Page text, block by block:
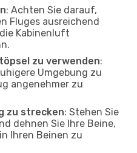
: Achten Sie darauf,
Fluges ausreichend
Kabinenluft
zu verwenden:
Umgebung zu
angenehmer zu
zu strecken: Stehen Sie
dehnen Sie Ihre Beine,
Ihren Beinen zu